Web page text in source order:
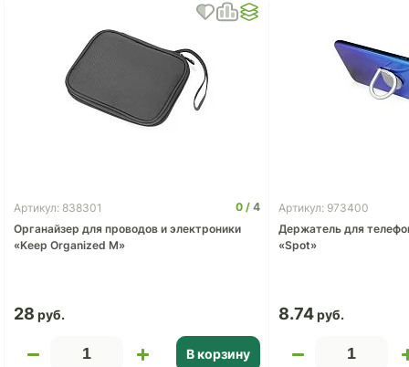
Артикул: 838301 0
4
Органайзер для проводов и электроники
«Keep Organized M»
28
В корзину
Артикул: 973400
Держатель для
«Spot»
8.74